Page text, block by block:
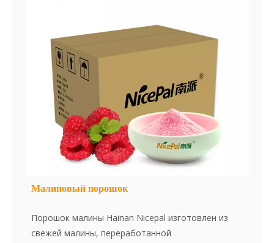
Малиновый порошок
Порошок малины Hainan Nicepal изготовлен из
свежей малины, переработанной